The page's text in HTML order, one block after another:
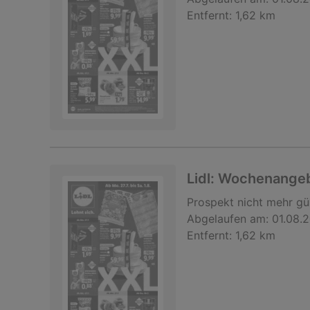
Entfernt: 1,62 km
Lidl:
Prospekt nicht mehr
Abgelaufen am:
Entfernt: 1,62 km